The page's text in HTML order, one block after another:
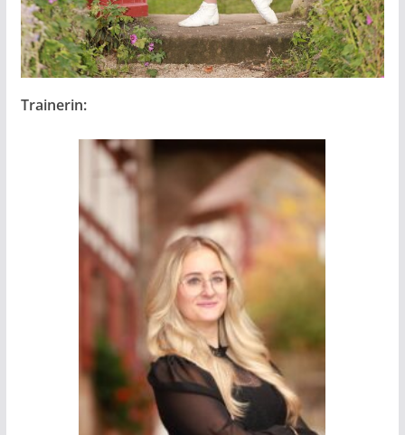
Trainerin: